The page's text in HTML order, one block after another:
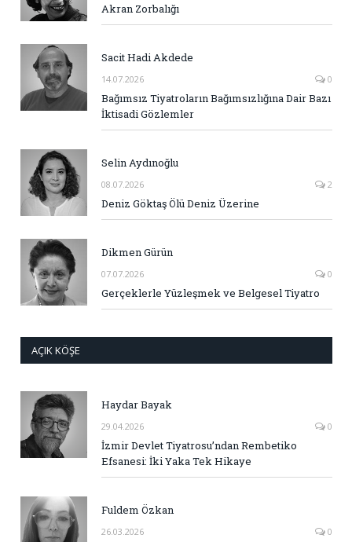
Akran Zorbalığı
Sacit Hadi Akdede
14.07.2026 0
Bağımsız Tiyatroların Bağımsızlığına Dair Bazı
İktisadi Gözlemler
Selin Aydınoğlu
08.07.2026 2
Deniz Göktaş Ölü Deniz Üzerine
Dikmen Gürün
07.07.2026 0
Gerçeklerle Yüzleşmek ve Belgesel Tiyatro
AÇIK KÖŞE
Haydar Bayak
29.04.2026 0
İzmir Devlet Tiyatrosu’ndan Rembetiko
Efsanesi: İki Yaka Tek Hikaye
Fuldem Özkan
26.03.2026 0